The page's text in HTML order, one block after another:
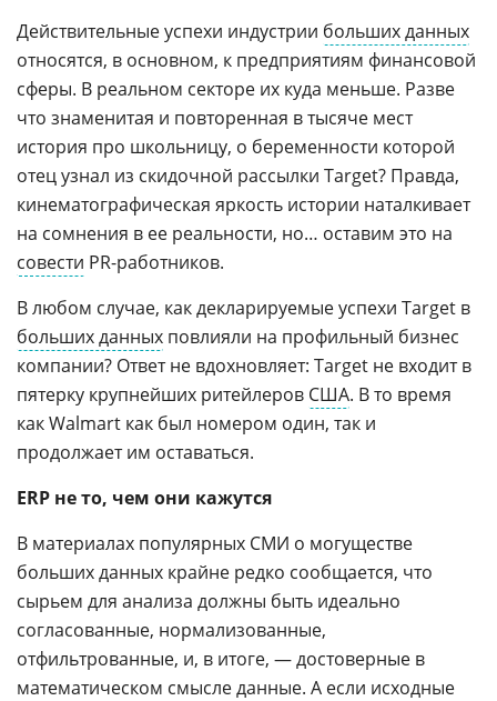
Действительные успехи индустрии больших данных
относятся, в основном, к предприятиям финансовой
сферы. В реальном секторе их куда меньше. Разве
что знаменитая и повторенная в тысяче мест
история про школьницу, о беременности которой
отец узнал из скидочной рассылки Target? Правда,
кинематографическая яркость истории наталкивает
на сомнения в ее реальности, но… оставим это на
совести PR-работников.
В любом случае, как декларируемые успехи Target в
больших данных повлияли на профильный бизнес
компании? Ответ не вдохновляет: Target не входит в
пятерку крупнейших ритейлеров США. В то время
как Walmart как был номером один, так и
продолжает им оставаться.
ERP не то, чем они кажутся
В материалах популярных СМИ о могуществе
больших данных крайне редко сообщается, что
сырьем для анализа должны быть идеально
согласованные, нормализованные,
отфильтрованные, и, в итоге, — достоверные в
математическом смысле данные. А если исходные